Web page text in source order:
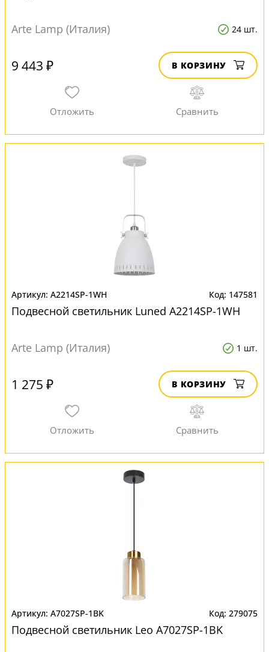
Arte Lamp (Италия) 24 шт.
9 443 ₽ В КОРЗИНУ
A2214SP-1WH 147581
Подвесной светильник Luned A2214SP-1WH
Arte Lamp (Италия) 1 шт.
1 275 ₽ В КОРЗИНУ
A7027SP-1BK 279075
Подвесной светильник Leo A7027SP-1BK